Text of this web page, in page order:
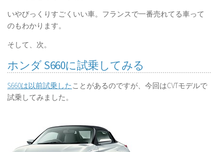
いやびっくりすごくいい車。フランスで一番売れてる車って
のもわかります。
そして、次。
ホンダ S660に試乗してみる
S660は以前試乗した ことがあるのですが、今回はCVTモデルで
試乗してみました。